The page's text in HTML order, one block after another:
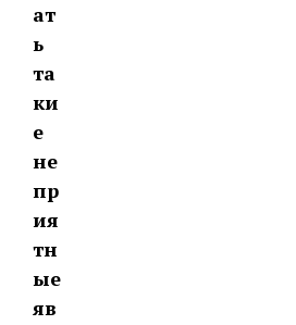
ат
ь
та
ки
е
не
пр
ия
тн
ые
яв